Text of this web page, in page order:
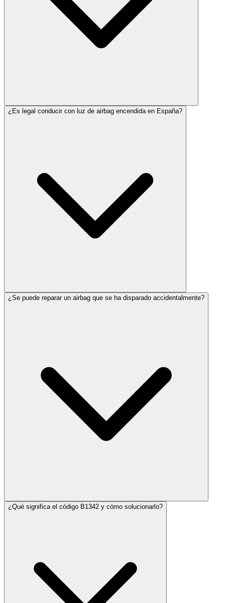
¿Es legal conducir con luz de airbag encendida en España?
¿Se puede reparar un airbag que se ha disparado accidentalmente?
¿Qué significa el código B1342 y cómo solucionarlo?